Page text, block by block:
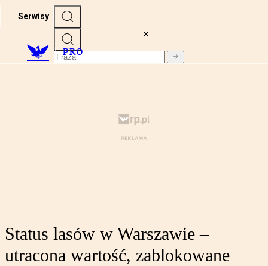
Serwisy
PRO
Status lasów w Warszawie –
utracona wartość, zablokowane